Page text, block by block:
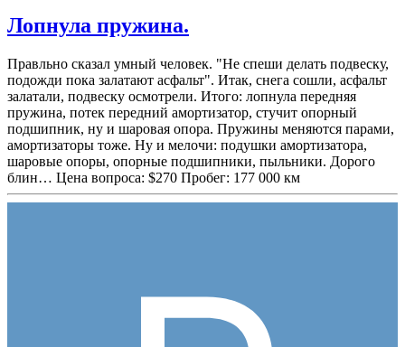
Лопнула пружина.
Правльно сказал умный человек. "Не спеши делать подвеску,
подожди пока залатают асфальт". Итак, снега сошли, асфальт
залатали, подвеску осмотрели. Итого: лопнула передняя
пружина, потек передний амортизатор, стучит опорный
подшипник, ну и шаровая опора. Пружины меняются парами,
амортизаторы тоже. Ну и мелочи: подушки амортизатора,
шаровые опоры, опорные подшипники, пыльники. Дорого
блин… Цена вопроса: $270 Пробег: 177 000 км